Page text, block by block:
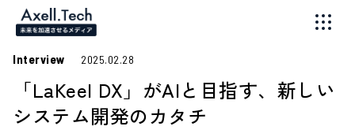
Interview 2025.02.28
「LaKeel DX」がAIと目指す、新しい
システム開発のカタチ